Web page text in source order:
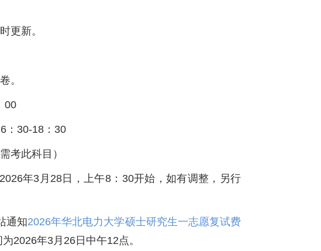
更新。
。
00
：30-18：30
考此科目）
年3月28日，上午8：30开始，如有调整，另行
通知2026年华北电力大学硕士研究生一志愿复试费
为2026年3月26日中午12点。